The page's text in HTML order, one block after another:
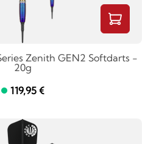
Zenith GEN2 Softdarts -
20g
119,95 €